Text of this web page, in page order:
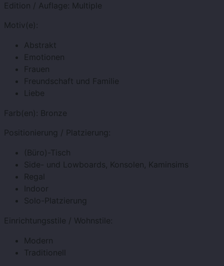
Edition / Auflage: Multiple
Motiv(e):
Abstrakt
Emotionen
Frauen
Freundschaft und Familie
Liebe
Farb(en): Bronze
Positionierung / Platzierung:
(Büro)-Tisch
Side- und Lowboards, Konsolen, Kaminsims
Regal
Indoor
Solo-Platzierung
Einrichtungsstile / Wohnstile:
Modern
Traditionell